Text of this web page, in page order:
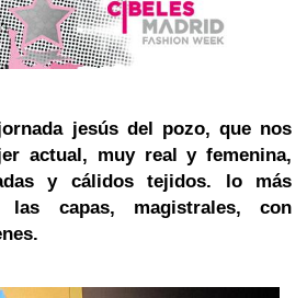
jesús del pozo, que nos
actual, muy real y femenina,
y cálidos tejidos. lo más
las capas, magistrales, con